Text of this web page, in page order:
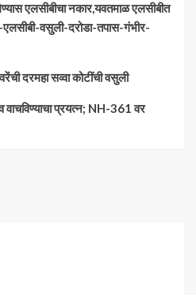
एलसीबीचा नकार,यवतमाळ एलसीबीत
वसुली-दरोडा-तपास-गंभीर-
दरमहा सव्वा कोटींची वसुली
वाचविण्याचा प्रयत्न; NH-361 वर